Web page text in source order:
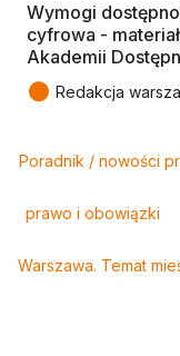
Wymogi
cyfrowa -
Akademii
● Redakcja
Poradnik / nowości
prawo i obowiązki
Warszawa. Temat